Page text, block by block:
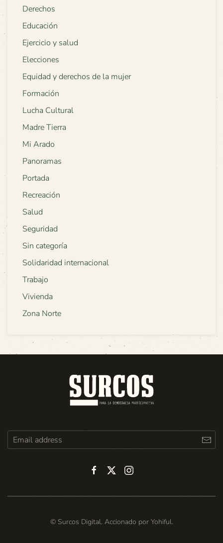
Derechos
Educación
Ejercicio y salud
Elecciones
Equidad y derechos de la mujer
Formación
Lucha Cultural
Madre Tierra
Mi Arado
Panoramas
Portada
Recreación
Salud
Seguridad
Sin categoría
Solidaridad internacional
Trabajo
Vivienda
Zona Norte
© Surcos Digital. Accionado por Yohiful.